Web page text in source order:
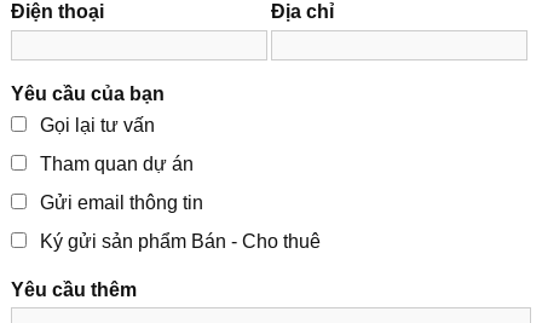
Điện thoại Địa chỉ
Yêu cầu của bạn
Gọi lại tư vấn
Tham quan dự án
Gửi email thông tin
Ký gửi sản phẩm Bán - Cho thuê
Yêu cầu thêm